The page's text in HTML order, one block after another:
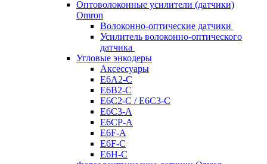
Оптоволоконные усилители (датчики)
Omron
Волоконно-оптические датчики
Усилитель волоконно-оптического
датчика
Угловые энкодеры
Аксессуары
E6A2-C
E6B2-C
E6C2-C / E6C3-C
E6C3-A
E6CP-A
E6F-A
E6F-C
E6H-C